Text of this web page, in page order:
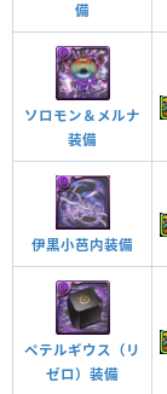
備
ソロモン＆メルナ
装備
伊黒小芭内装備
ペテルギウス（リ
ゼロ）装備